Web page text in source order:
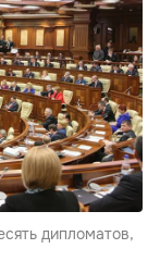
дипломатов,